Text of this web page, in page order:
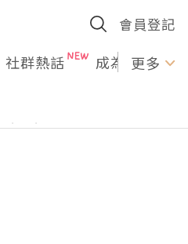
會員登記
社群熱話 成為U更多